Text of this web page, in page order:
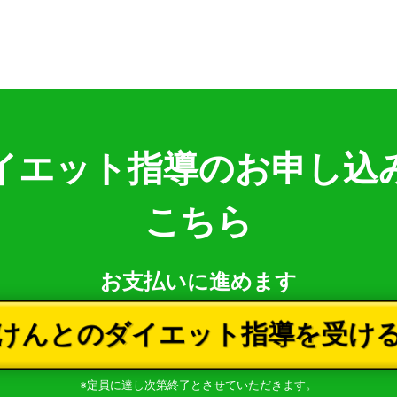
エット指導のお申し込
こちら
お支払いに進めます
んとのダイエット指導を受け
※定員に達し次第終了とさせていただきます。